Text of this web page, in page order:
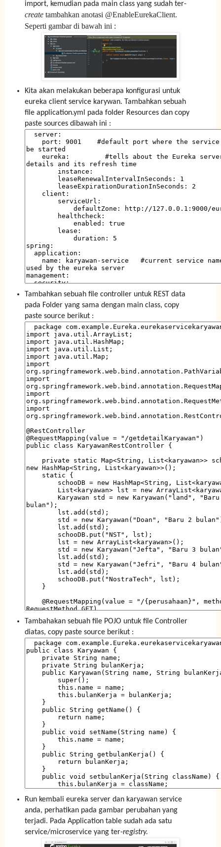
import, kemudian pada main class yang sudah ter-
create tambahkan anotasi @EnableEurekaClient.
Seperti gambar di bawah ini :
Kita akan melakukan beberapa konfigurasi untuk
eureka client service karywan. Tambahkan sebuah
file application.yml pada folder Resources dan copy
paste sources dibawah ini :
Tambahkan sebuah file controller untuk REST data
pada Folder yang sama dengan main class, copy
paste source berikut :
Tambahakan sebuah file POJO untuk file Controller
diatas, copy paste source berikut :
Run kembali eureka server dan karyawan service
anda, perhatikan pada gambar perubahan yang
terjadi. Pada Application table sudah ada satu
service/microservice yang ter-registry.